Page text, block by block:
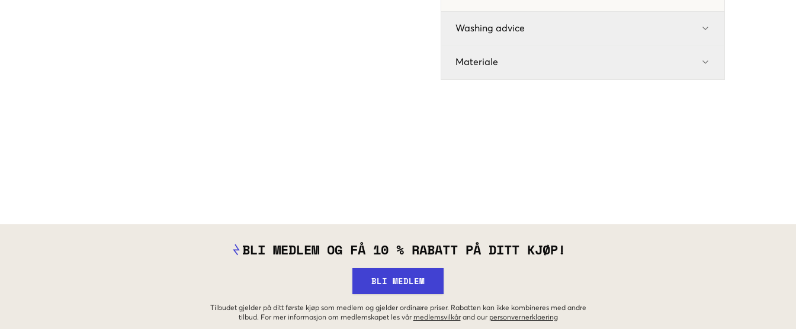
Washing advice
Materiale
BLI MEDLEM OG FÅ 10 % RABATT PÅ DITT KJØP!
BLI MEDLEM
Tilbudet gjelder på ditt første kjøp som medlem og gjelder ordinære priser. Rabatten kan ikke kombineres med andre
tilbud. For mer informasjon om medlemskapet les vår medlemsvilkår and our personvernerklaering